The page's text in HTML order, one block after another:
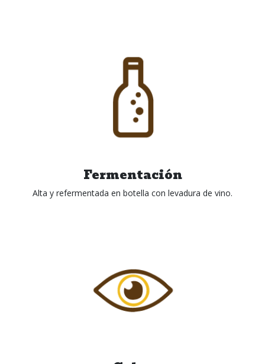
Fermentación
Alta y refermentada en botella con levadura de vino.